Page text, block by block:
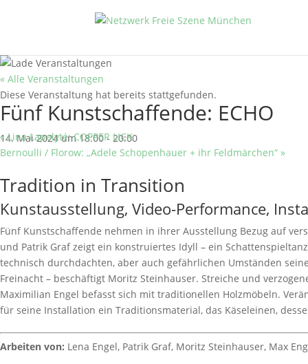
« Alle Veranstaltungen
Diese Veranstaltung hat bereits stattgefunden.
Fünf Kunstschaffende: ECHO
14. Mai 2024 um 18:00- 20:00
«Lina Lapelytė: COPPER LICK
Bernoulli / Florow: „Adele Schopenhauer + ihr Feldmärchen“ »
Tradition in Transition
Kunstausstellung, Video-Performance,
Fünf Kunstschaffende nehmen in ihrer Ausstellung Bezug auf
und Patrik Graf zeigt ein konstruiertes Idyll – ein
technisch durchdachten, aber auch gefährlichen Umständen
Freinacht – beschäftigt Moritz Steinhauser. Streiche und
Maximilian Engel befasst sich mit traditionellen Holzmöbeln.
für seine Installation ein Traditionsmaterial, das Käseleinen,
Arbeiten von: Lena Engel, Patrik Graf, Moritz Steinhauser, Max